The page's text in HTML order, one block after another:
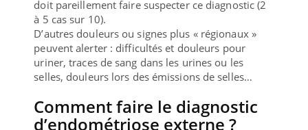
doit pareillement faire suspecter ce diagnostic (2
à 5 cas sur 10).
D’autres douleurs ou signes plus « régionaux »
peuvent alerter : difficultés et douleurs pour
uriner, traces de sang dans les urines ou les
selles, douleurs lors des émissions de selles…
Comment faire le diagnostic
d’endométriose externe ?